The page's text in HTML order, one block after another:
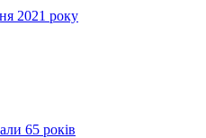
2021 року
65 років